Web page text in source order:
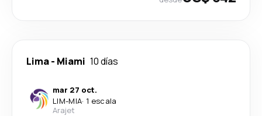
Lima- Miami 10 días
mar 27 oct.
LIM-MIA· 1 escala
Arajet